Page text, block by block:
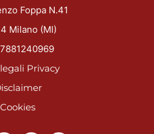
Foppa N.41
Milano (MI)
Privacy
Cookies